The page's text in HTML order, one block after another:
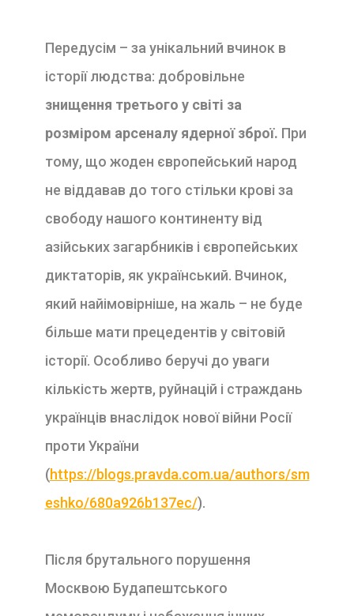
Передусім – за унікальний вчинок в
історії людства: добровільне
знищення третього у світі за
розміром арсеналу ядерної зброї. При
тому, що жоден європейський народ
не віддавав до того стільки крові за
свободу нашого континенту від
азійських загарбників і європейських
диктаторів, як український. Вчинок,
який найімовірніше, на жаль – не буде
більше мати прецедентів у світовій
історії. Особливо беручі до уваги
кількість жертв, руйнацій і страждань
українців внаслідок нової війни Росії
проти України
(https://blogs.pravda.com.ua/authors/sm
eshko/680a926b137ec/).
Після брутального порушення
Москвою Будапештського